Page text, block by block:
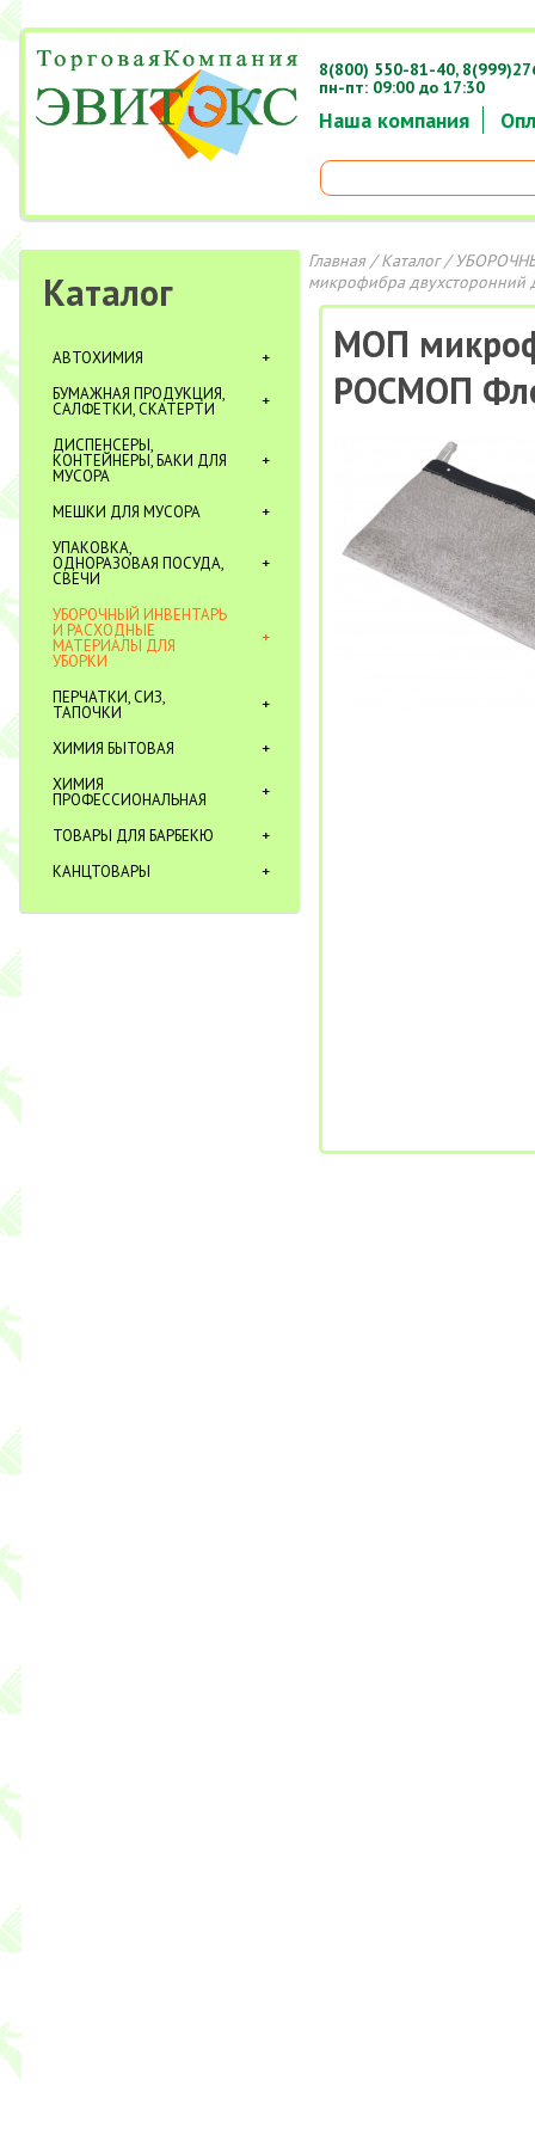
Наша компания
8(800) 550-81-40,
пн-пт: 09:00 до 17:30
Каталог
АВТОХИМИЯ
БУМАЖНАЯ ПРОДУКЦИЯ,
САЛФЕТКИ, СКАТЕРТИ
ДИСПЕНСЕРЫ,
КОНТЕЙНЕРЫ, БАКИ ДЛЯ
МУСОРА
МЕШКИ ДЛЯ МУСОРА
УПАКОВКА,
ОДНОРАЗОВАЯ ПОСУДА,
СВЕЧИ
УБОРОЧНЫЙ ИНВЕНТАРЬ
И РАСХОДНЫЕ
МАТЕРИАЛЫ ДЛЯ
УБОРКИ
ПЕРЧАТКИ, СИЗ,
ТАПОЧКИ
ХИМИЯ БЫТОВАЯ
ХИМИЯ
ПРОФЕССИОНАЛЬНАЯ
ТОВАРЫ ДЛЯ БАРБЕКЮ
КАНЦТОВАРЫ
Главная/Каталог/
микрофибра
МОП
РОСМОП